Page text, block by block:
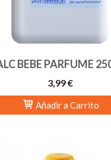
BEBE PARFUME
3,99 €
Añadir a Carrito